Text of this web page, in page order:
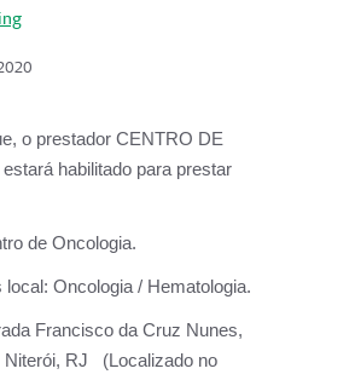
o prestador CENTRO DE
habilitado para prestar
de Oncologia.
local: Oncologia / Hematologia.
Francisco da Cruz Nunes,
Niterói, RJ (Localizado no